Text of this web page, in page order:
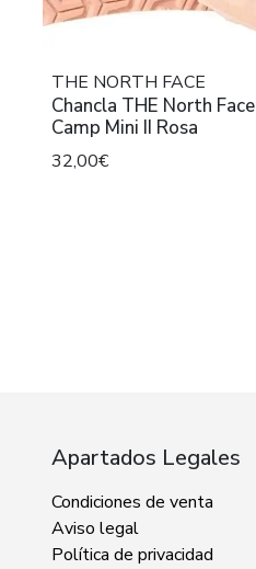
THE NORTH FACE
Chancla THE North Face Base
Camp Mini II Rosa
32,00€
Apartados Legales
Condiciones de venta
Aviso legal
Política de privacidad